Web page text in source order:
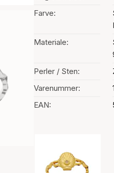
Farve:
Materiale:
Perler / Sten:
Varenummer:
EAN: